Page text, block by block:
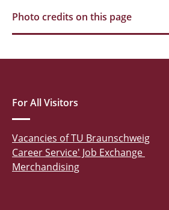
Photo credits on this page
For All Visitors
Vacancies of TU Braunschweig
Career Service' Job Exchange
Merchandising